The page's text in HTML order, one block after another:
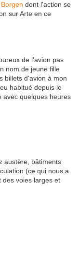
Borgen dont l'action se
sur Arte en ce
de l'avion pas
nom de jeune fille
billets d'avion à mon
habitué depuis le
avec quelques heures
austère, bâtiments
(ce qui nous a
des voies larges et